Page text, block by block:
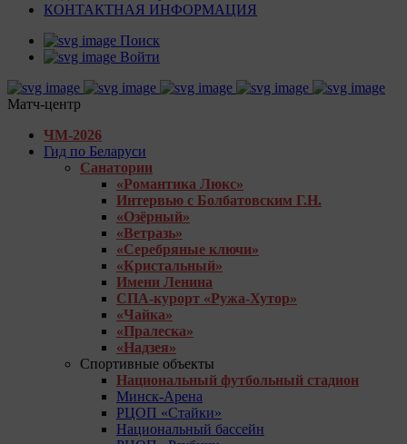
КОНТАКТНАЯ ИНФОРМАЦИЯ
Поиск
Войти
Матч-центр
ЧМ-2026
Гид по Беларуси
Санатории
«Романтика Люкс»
Интервью с Болбатовским Г.Н.
«Озёрный»
«Ветразь»
«Серебряные ключи»
«Кристальный»
Имени Ленина
СПА-курорт «Ружа-Хутор»
«Чайка»
«Пралеска»
«Надзея»
Спортивные объекты
Национальный футбольный стадион
Минск-Арена
РЦОП «Стайки»
Национальный бассейн